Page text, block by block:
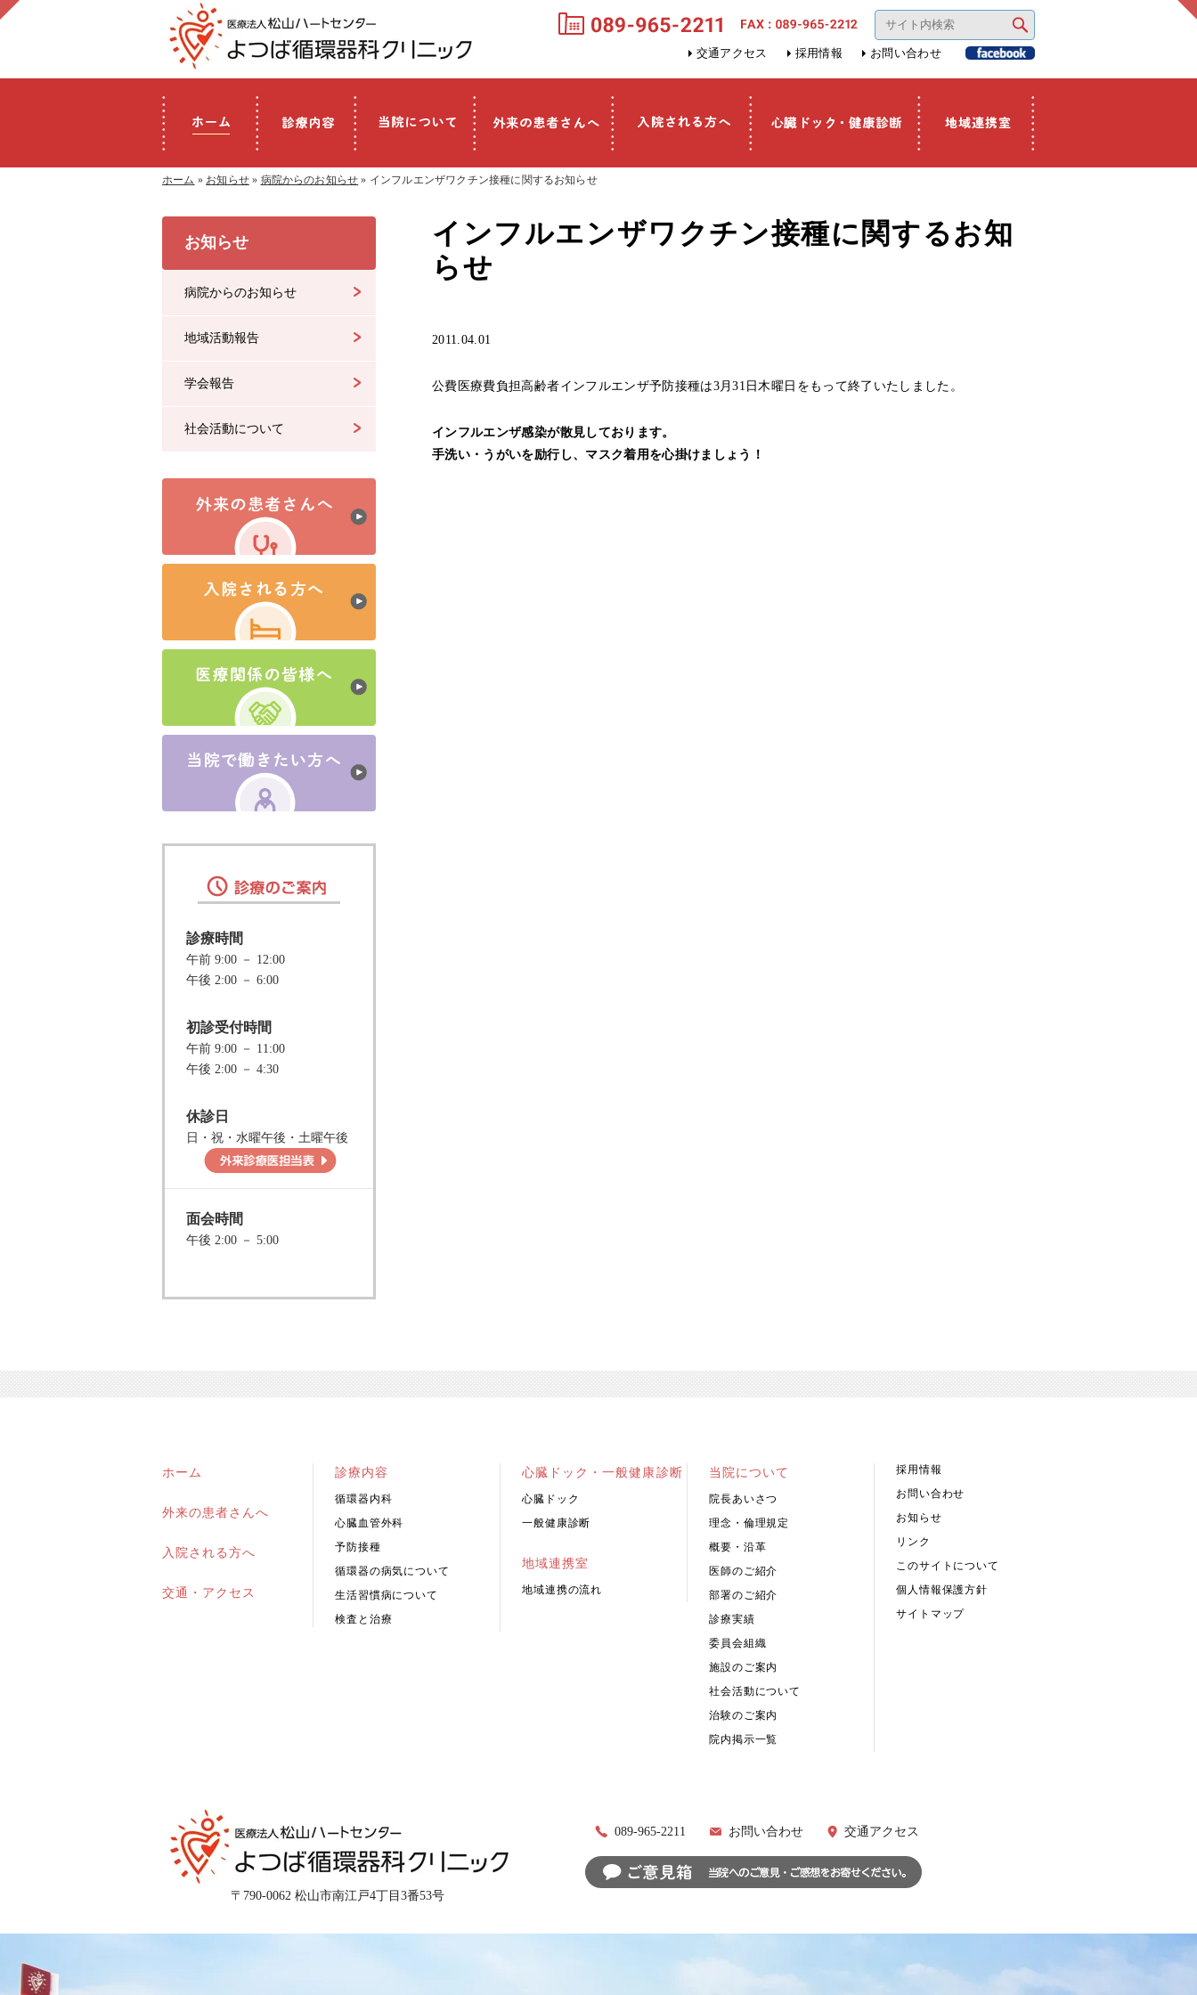
交通アクセス 採用情報 お問い合わせ
ホーム » お知らせ» 病院からのお知らせ » インフルエンザワクチン接種に関するお知らせ
インフルエンザワクチン接種に関するお知
らせ
2011.04.01
公費医療費負担高齢者インフルエンザ予防接種は3月31日木曜日をもって終了いたしました。
インフルエンザ感染が散見しております。
手洗い・うがいを励行し、マスク着用を心掛けましょう！
お知らせ
病院からのお知らせ
地域活動報告
学会報告
社会活動について
診療時間
午前 9:00 － 12:00
午後 2:00 － 6:00
初診受付時間
午前 9:00 － 11:00
午後 2:00 － 4:30
休診日
日・祝・水曜午後・土曜午後
面会時間
午後 2:00 － 5:00
ホーム
外来の患者さんへ
入院される方へ
交通・アクセス
診療内容
循環器内科
心臓血管外科
予防接種
循環器の病気について
生活習慣病について
検査と治療
心臓ドック・一般健康診断
心臓ドック
一般健康診断
地域連携室
地域連携の流れ
当院について
院長あいさつ
理念・倫理規定
概要・沿革
医師のご紹介
部署のご紹介
診療実績
委員会組織
施設のご案内
社会活動について
治験のご案内
院内掲示一覧
採用情報
お問い合わせ
お知らせ
リンク
このサイトについて
個人情報保護方針
サイトマップ
〒790-0062 松山市南江戸4丁目3番53号
089-965-2211 お問い合わせ 交通アクセス